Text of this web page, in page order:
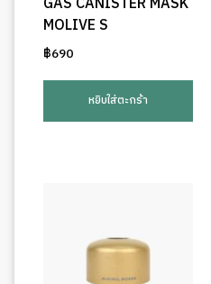
MOLIVE S
฿690
หยิบใส่ตะกร้า